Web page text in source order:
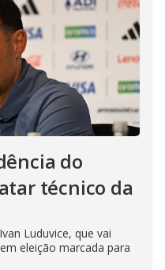
do
técnico da
Luduvice, que vai
eleição marcada para